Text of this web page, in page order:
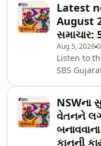
સબસ્ક્રાઇબ
પ્રસારણ
SBS South
ડિજિટલ
ચેનલ 305
અથવા
શકો
Latest
August
Aug 5, 2026
Listen to
SBS
ક્લિક
South
for all
SBS
NSWના
વેતનને
કાનૂની